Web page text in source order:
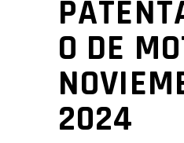
O DE
2024